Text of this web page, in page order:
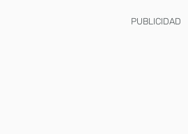
PUBLICIDAD